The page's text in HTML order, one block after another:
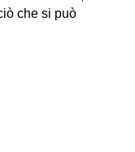
che si può